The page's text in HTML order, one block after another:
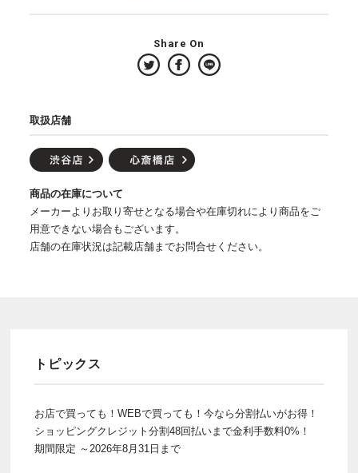
Share On
取扱店舗
商品の在庫について
メーカーよりお取り寄せとなる場合や在庫切れにより商品をご
用意できない場合もございます。
店舗の在庫状況は記載店舗までお問合せください。
トピックス
お店で買っても！WEBで買っても！今なら分割払いがお得！
ショッピングクレジット分割48回払いまで金利手数料0%！
期間限定 ～2026年8月31日まで